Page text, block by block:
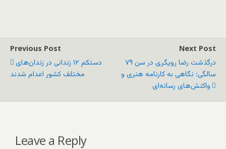
Previous Post
دستکم ۱۲ زندانی در زندان‌های
مختلف کشور اعدام شدند
Next Post
درگذشت رضا رویگری در سن ۷۹
سالگی؛ نگاهی به کارنامه هنری و
واکنش‌های رسانه‌ای
Leave a Reply